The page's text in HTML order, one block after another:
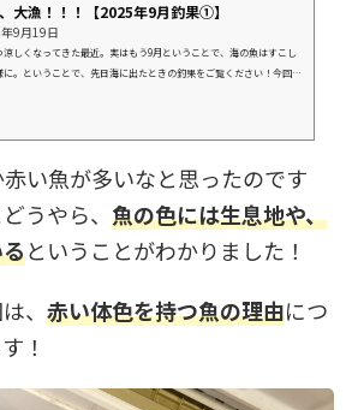
大漁！！！【2025年9月釣果①】
9月19日
涼しくなってきた最近。実はもう9月ということで、海の魚はすこし
に。ということで、先日海に出たときの釣果をご覧ください！今回の
多く、見ているだけでわくわくしてしまう釣果です！【2025年9...
い魚が多いなと思ったのです
うやら、 魚の色には生息地や、
ということがわかりました！
、 赤い体色を持つ魚の理由につ
！